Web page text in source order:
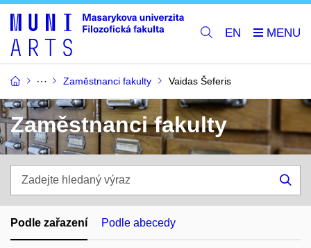
EN
Zaměstnanci fakulty Vaidas Šeferis
Zaměstnanci fakulty
hledaný
výraz
Podle zařazení Podle abecedy